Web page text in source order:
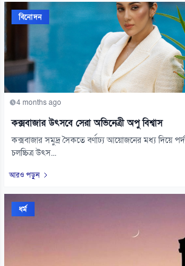
বিনোদন
4 months ago
কক্সবাজার উৎসবে সেরা অভিনেত্রী অপু বিশ্বাস
কক্সবাজার সমুদ্র সৈকতে বর্ণাঢ্য আয়োজনের মধ্য দিয়ে
চলচ্চিত্র উৎস...
আরও পড়ুন
ধর্ম